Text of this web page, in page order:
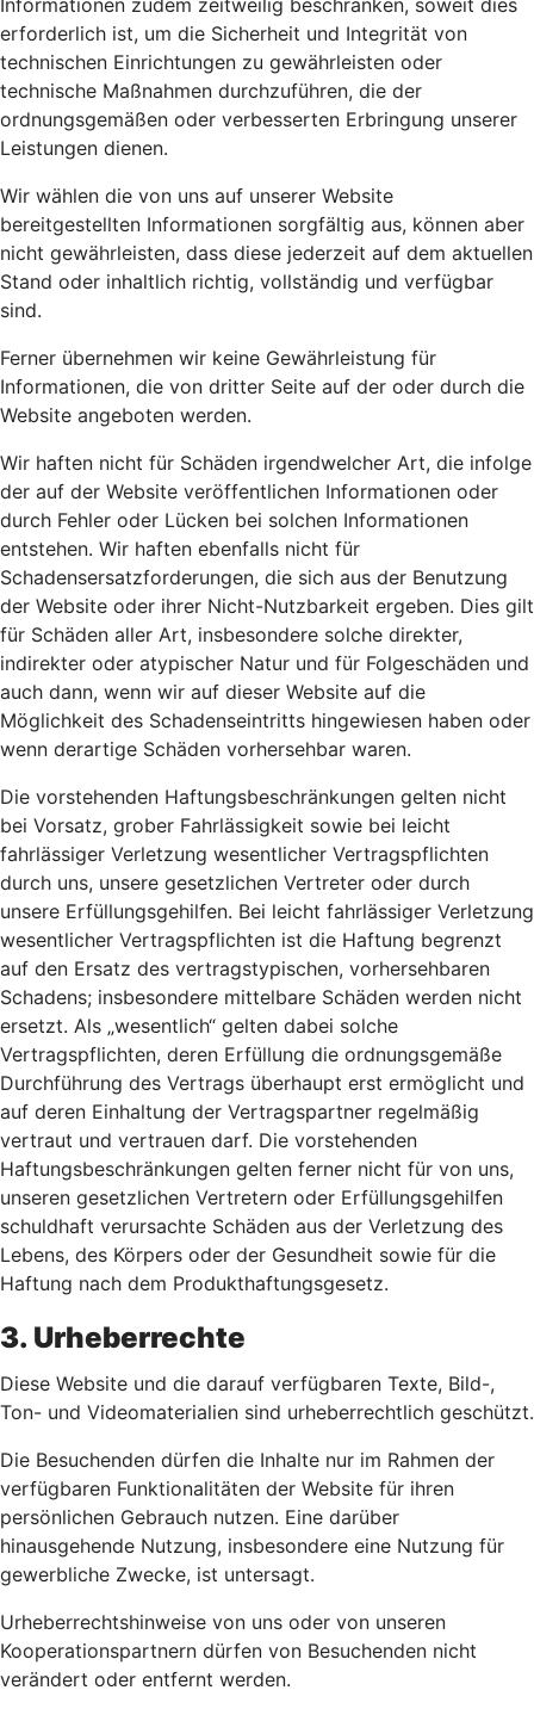
Informationen zudem zeitweilig beschränken, soweit dies
erforderlich ist, um die Sicherheit und Integrität von
technischen Einrichtungen zu gewährleisten oder
technische Maßnahmen durchzuführen, die der
ordnungsgemäßen oder verbesserten Erbringung unserer
Leistungen dienen.
Wir wählen die von uns auf unserer Website
bereitgestellten Informationen sorgfältig aus, können aber
nicht gewährleisten, dass diese jederzeit auf dem aktuellen
Stand oder inhaltlich richtig, vollständig und verfügbar
sind.
Ferner übernehmen wir keine Gewährleistung für
Informationen, die von dritter Seite auf der oder durch die
Website angeboten werden.
Wir haften nicht für Schäden irgendwelcher Art, die infolge
der auf der Website veröffentlichen Informationen oder
durch Fehler oder Lücken bei solchen Informationen
entstehen. Wir haften ebenfalls nicht für
Schadensersatzforderungen, die sich aus der Benutzung
der Website oder ihrer Nicht-Nutzbarkeit ergeben. Dies gilt
für Schäden aller Art, insbesondere solche direkter,
indirekter oder atypischer Natur und für Folgeschäden und
auch dann, wenn wir auf dieser Website auf die
Möglichkeit des Schadenseintritts hingewiesen haben oder
wenn derartige Schäden vorhersehbar waren.
Die vorstehenden Haftungsbeschränkungen gelten nicht
bei Vorsatz, grober Fahrlässigkeit sowie bei leicht
fahrlässiger Verletzung wesentlicher Vertragspflichten
durch uns, unsere gesetzlichen Vertreter oder durch
unsere Erfüllungsgehilfen. Bei leicht fahrlässiger Verletzung
wesentlicher Vertragspflichten ist die Haftung begrenzt
auf den Ersatz des vertragstypischen, vorhersehbaren
Schadens; insbesondere mittelbare Schäden werden nicht
ersetzt. Als „wesentlich“ gelten dabei solche
Vertragspflichten, deren Erfüllung die ordnungsgemäße
Durchführung des Vertrags überhaupt erst ermöglicht und
auf deren Einhaltung der Vertragspartner regelmäßig
vertraut und vertrauen darf. Die vorstehenden
Haftungsbeschränkungen gelten ferner nicht für von uns,
unseren gesetzlichen Vertretern oder Erfüllungsgehilfen
schuldhaft verursachte Schäden aus der Verletzung des
Lebens, des Körpers oder der Gesundheit sowie für die
Haftung nach dem Produkthaftungsgesetz.
3. Urheberrechte
Diese Website und die darauf verfügbaren Texte, Bild-,
Ton- und Videomaterialien sind urheberrechtlich geschützt.
Die Besuchenden dürfen die Inhalte nur im Rahmen der
verfügbaren Funktionalitäten der Website für ihren
persönlichen Gebrauch nutzen. Eine darüber
hinausgehende Nutzung, insbesondere eine Nutzung für
gewerbliche Zwecke, ist untersagt.
Urheberrechtshinweise von uns oder von unseren
Kooperationspartnern dürfen von Besuchenden nicht
verändert oder entfernt werden.